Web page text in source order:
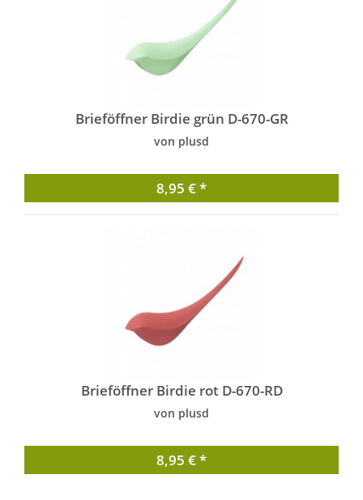
Brieföffner Birdie grün D-670-GR
von plusd
8,95 € *
Brieföffner Birdie rot D-670-RD
von plusd
8,95 € *